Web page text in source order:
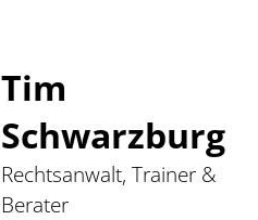
Tim
Schwarzburg
Rechtsanwalt, Trainer &
Berater